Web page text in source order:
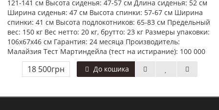
121-141 см Высота сиденья: 47-57 см Длина сиденья: 52 см
Ширина сиденья: 47 см Высота спинки: 57-67 см Ширина
спинки: 41 см Высота подлокотников: 65-83 см Предельный
вес: 150 кг Вес нетто: 20 кг, брутто: 23 кг Размеры упаковки:
106х67х46 см Гарантия: 24 месяца Производитель:
Малайзия Тест Мартиндейла (тест на истирание): 100 000
18 500грн До кошика